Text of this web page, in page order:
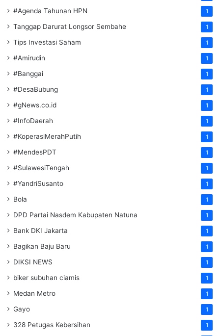
#Agenda Tahunan HPN 1
Tanggap Darurat Longsor Sembahe 1
Tips Investasi Saham 1
#Amirudin 1
#Banggai 1
#DesaBubung 1
#gNews.co.id 1
#InfoDaerah 1
#KoperasiMerahPutih 1
#MendesPDT 1
#SulawesiTengah 1
#YandriSusanto 1
Bola 1
DPD Partai Nasdem Kabupaten Natuna 1
Bank DKI Jakarta 1
Bagikan Baju Baru 1
DIKSI NEWS 1
biker subuhan ciamis 1
Medan Metro 1
Gayo 1
328 Petugas Kebersihan 1